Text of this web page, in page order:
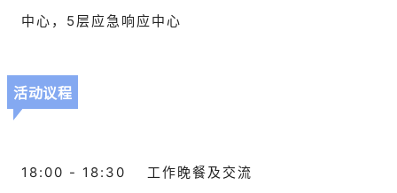
中心，5层应急响应中心
活动议程
18:00 - 18:30 工作晚餐及交流